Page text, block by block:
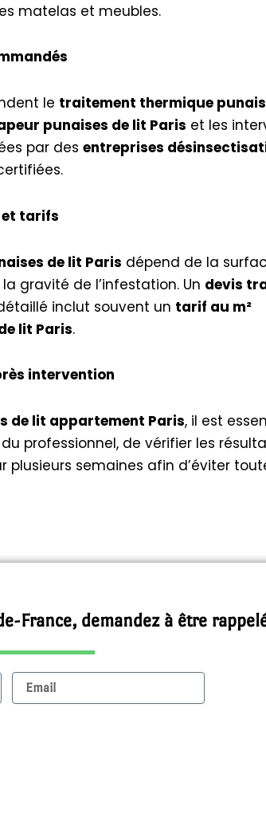
matelas et meubles.
le traitement thermique
punaises de lit Paris et les
par des entreprises
et tarifs
de lit Paris dépend de la
gravité de l’infestation. Un devis
inclut souvent un tarif au m²
lit Paris.
intervention
de lit appartement Paris, il est
professionnel, de vérifier les
plusieurs semaines afin d’éviter
France, demandez à être
Email